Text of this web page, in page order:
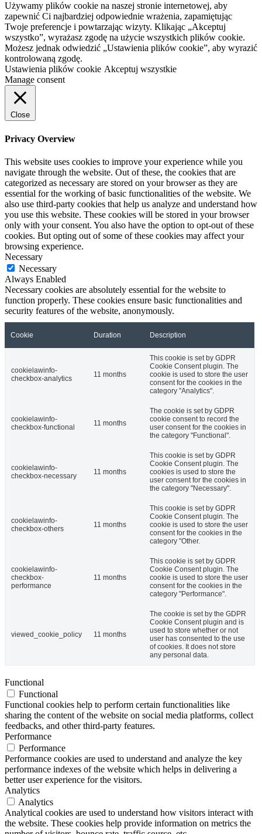
Używamy plików cookie na naszej stronie internetowej, aby
zapewnić Ci najbardziej odpowiednie wrażenia, zapamiętując
Twoje preferencje i powtarzając wizyty. Klikając „Akceptuj
wszystko”, wyrażasz zgodę na użycie wszystkich plików cookie.
Możesz jednak odwiedzić „Ustawienia plików cookie”, aby wyrazić
kontrolowaną zgodę.
Ustawienia plików cookie Akceptuj wszystkie
Manage consent
Close
Privacy Overview
This website uses cookies to improve your experience while you
navigate through the website. Out of these, the cookies that are
categorized as necessary are stored on your browser as they are
essential for the working of basic functionalities of the website. We
also use third-party cookies that help us analyze and understand how
you use this website. These cookies will be stored in your browser
only with your consent. You also have the option to opt-out of these
cookies. But opting out of some of these cookies may affect your
browsing experience.
Necessary
Necessary
Always Enabled
Necessary cookies are absolutely essential for the website to
function properly. These cookies ensure basic functionalities and
security features of the website, anonymously.
Cookie Duration Description
cookielawinfo-
checkbox-analytics
11 months
This cookie is set by GDPR
Cookie Consent plugin. The
cookie is used to store the user
consent for the cookies in the
category "Analytics".
cookielawinfo-
checkbox-functional
11 months
The cookie is set by GDPR
cookie consent to record the
user consent for the cookies in
the category "Functional".
cookielawinfo-
checkbox-necessary
11 months
This cookie is set by GDPR
Cookie Consent plugin. The
cookies is used to store the
user consent for the cookies in
the category "Necessary".
cookielawinfo-
checkbox-others
11 months
This cookie is set by GDPR
Cookie Consent plugin. The
cookie is used to store the user
consent for the cookies in the
category "Other.
cookielawinfo-
checkbox-
performance
11 months
This cookie is set by GDPR
Cookie Consent plugin. The
cookie is used to store the user
consent for the cookies in the
category "Performance".
viewed_cookie_policy 11 months
The cookie is set by the GDPR
Cookie Consent plugin and is
used to store whether or not
user has consented to the use
of cookies. It does not store
any personal data.
Functional
Functional
Functional cookies help to perform certain functionalities like
sharing the content of the website on social media platforms, collect
feedbacks, and other third-party features.
Performance
Performance
Performance cookies are used to understand and analyze the key
performance indexes of the website which helps in delivering a
better user experience for the visitors.
Analytics
Analytics
Analytical cookies are used to understand how visitors interact with
the website. These cookies help provide information on metrics the